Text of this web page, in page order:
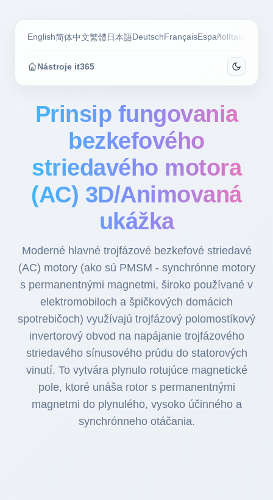
English简体中文繁體 日本語Deutsch FrançaisEspañol Italiano
Nástroje it365
Prinsip fungovania
bezkefového
striedavého motora
(AC) 3D/Animovaná
ukážka
Moderné hlavné trojfázové bezkefové striedavé
(AC) motory (ako sú PMSM - synchrónne motory
s permanentnými magnetmi, široko používané v
elektromobiloch a špičkových domácich
spotrebičoch) využívajú trojfázový polomostíkový
invertorový obvod na napájanie trojfázového
striedavého sínusového prúdu do statorových
vinutí. To vytvára plynulo rotujúce magnetické
pole, ktoré unáša rotor s permanentnými
magnetmi do plynulého, vysoko účinného a
synchrónneho otáčania.